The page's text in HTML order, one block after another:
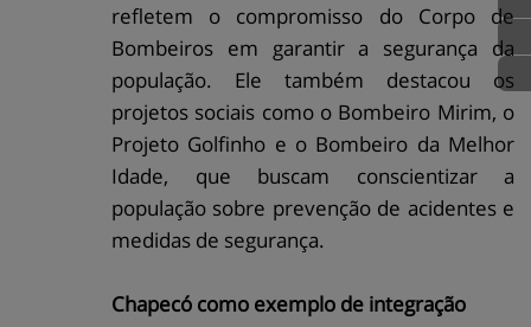
refletem o compromisso do Corpo de
Bombeiros em garantir a segurança da
população. Ele também destacou os
projetos sociais como o Bombeiro Mirim, o
Projeto Golfinho e o Bombeiro da Melhor
Idade, que buscam conscientizar a
população sobre prevenção de acidentes e
medidas de segurança.
Chapecó como exemplo de integração